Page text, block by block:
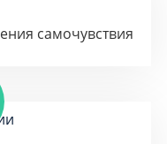
самочувствия